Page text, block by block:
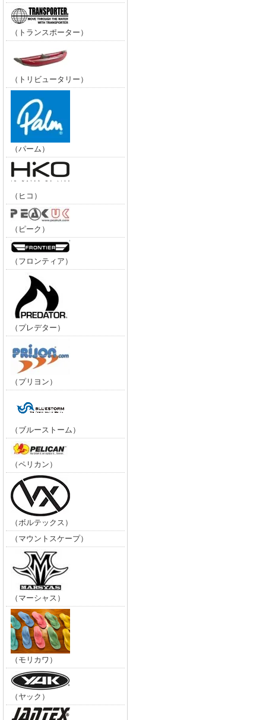
（トランスポーター）
（トリビュータリー）
（パーム）
（ヒコ）
（ピーク）
（フロンティア）
（プレデター）
（プリヨン）
（ブルーストーム）
（ペリカン）
（ボルテックス）
（マウントスケープ）
（マーシャス）
（モリカワ）
（ヤック）